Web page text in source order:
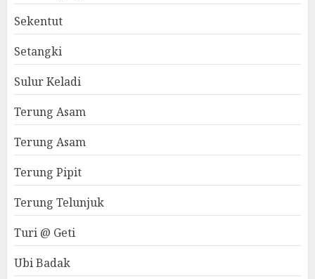
Sekentut
Setangki
Sulur Keladi
Terung Asam
Terung Asam
Terung Pipit
Terung Telunjuk
Turi @ Geti
Ubi Badak